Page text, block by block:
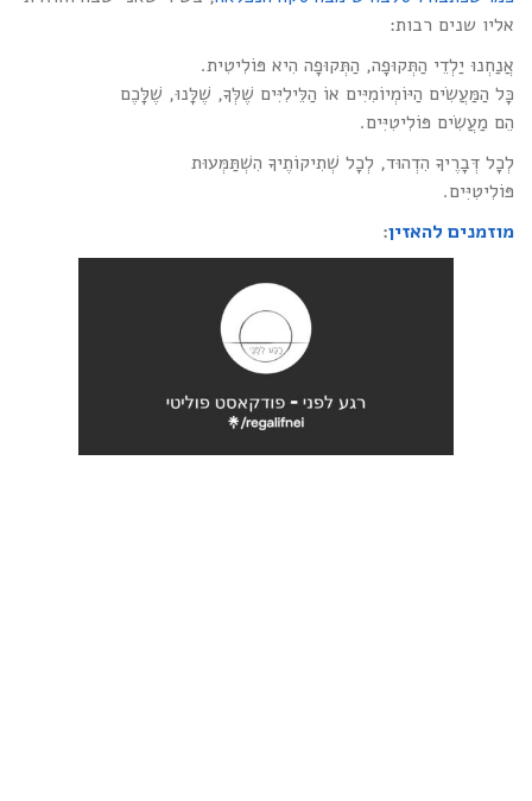
אליו שנים רבות:
אֲנַחְנוּ יַלְדֵי הַתְּקוּפָה, הַתְּקוּפָה הִיא פּוֹלִיטִית.
כָּל הַמַּעֲשִׂים הַיּוֹמְיוֹמִיִּים אוֹ הַלֵּילִיִּים שֶׁלְּךָ, שֶׁלָּנוּ, שֶׁלָּכֶם
הֵם מַעֲשִׂים פּוֹלִיטִיִּים.
לְכָל דְּבָרֶיךָ הִדְהוּד, לְכָל שְׁתִיקוֹתֶיךָ הִשְׁתַּמְּעוּת
פּוֹלִיטִיִּים.
מוזמנים להאזין: